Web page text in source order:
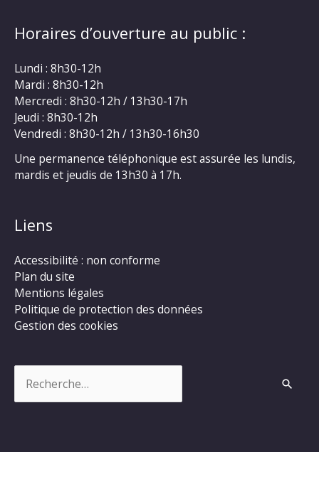
Horaires d’ouverture au public :
Lundi : 8h30-12h
Mardi : 8h30-12h
Mercredi : 8h30-12h / 13h30-17h
Jeudi : 8h30-12h
Vendredi : 8h30-12h / 13h30-16h30
Une permanence téléphonique est assurée les lundis,
mardis et jeudis de 13h30 à 17h.
Liens
Accessibilité : non conforme
Plan du site
Mentions légales
Politique de protection des données
Gestion des cookies